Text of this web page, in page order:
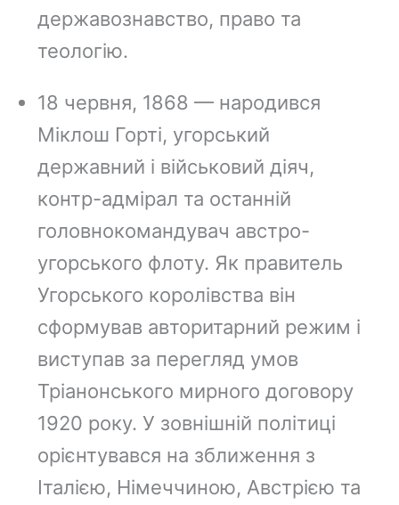
державознавство, право та
теологію.
18 червня, 1868 — народився
Міклош Горті, угорський
державний і військовий діяч,
контр-адмірал та останній
головнокомандувач австро-
угорського флоту. Як правитель
Угорського королівства він
сформував авторитарний режим і
виступав за перегляд умов
Тріанонського мирного договору
1920 року. У зовнішній політиці
орієнтувався на зближення з
Італією, Німеччиною, Австрією та